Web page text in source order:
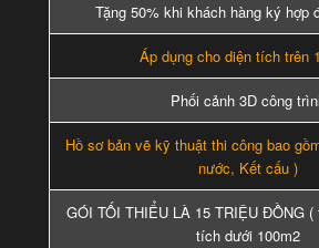
Tặng 50% khi khách hàng ký hợp
Áp dụng cho diện tích trên
Phối cảnh 3D công
Hồ sơ bản vẽ kỹ thuật thi công bao
nước, Kết cấu )
GÓI TỐI THIỂU LÀ 15 TRIỆU ĐỒNG
tích dưới 100m2